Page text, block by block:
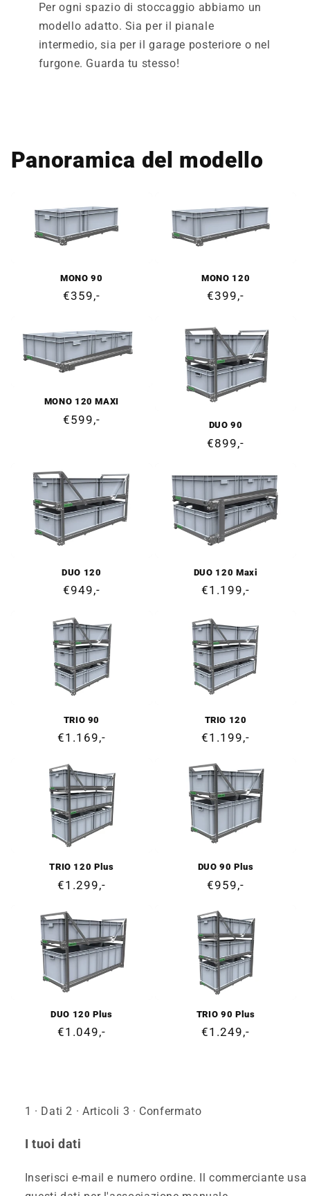
Per ogni spazio di stoccaggio abbiamo un
modello adatto. Sia per il pianale
intermedio, sia per il garage posteriore o nel
furgone. Guarda tu stesso!
Panoramica del modello
MONO 90
Prezzo
listino
€359,-
MONO 120
Prezzo
listino
€399,-
MONO 120 MAXI
Prezzo
€599,- DUO 90
Prezzo
listino
€899,-
DUO 120
Prezzo
listino
€949,-
DUO 120 Maxi
Prezzo
listino
€1.199,-
TRIO 90
Prezzo
listino
€1.169,-
TRIO 120
Prezzo
listino
€1.199,-
TRIO 120 Plus
Prezzo
listino
€1.299,-
DUO 90 Plus
Prezzo
listino
€959,-
DUO 120 Plus
Prezzo
€1.049,-
TRIO 90 Plus
Prezzo
€1.249,-